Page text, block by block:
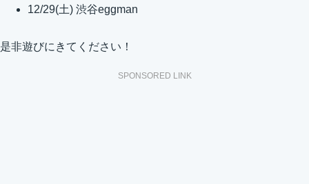
12/29(土) 渋谷eggman
是非遊びにきてください！
SPONSORED LINK